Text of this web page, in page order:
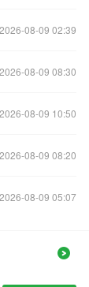
08-09 02:39
08-09 08:30
08-09 10:50
08-09 08:20
08-09 05:07